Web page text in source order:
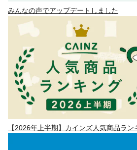
みんなの声でアップデートしました
【2026年上半期】カインズ人気商品ラン